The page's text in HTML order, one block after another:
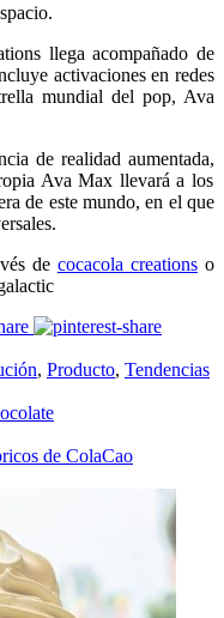
llega acompañado de
activaciones en redes
mundial del pop, Ava
de realidad aumentada,
Ava Max llevará a los
de este mundo, en el que
de cocacola creationso
, Producto, Tendencias
de ColaCao